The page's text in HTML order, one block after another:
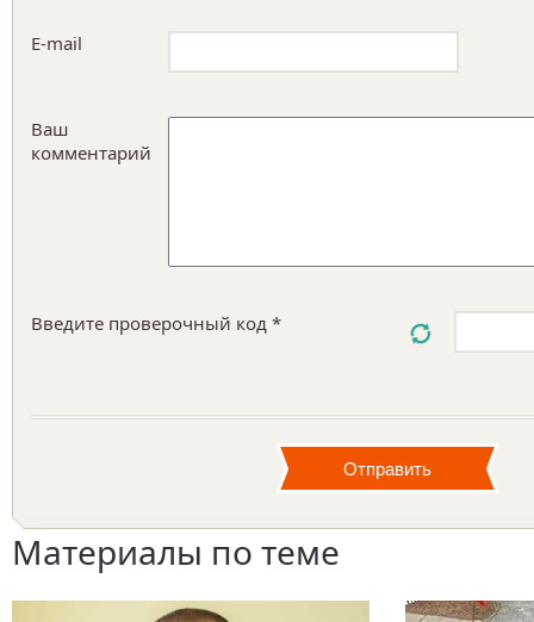
E-mail
Ваш
комментарий
Введите проверочный код *
Материалы по теме